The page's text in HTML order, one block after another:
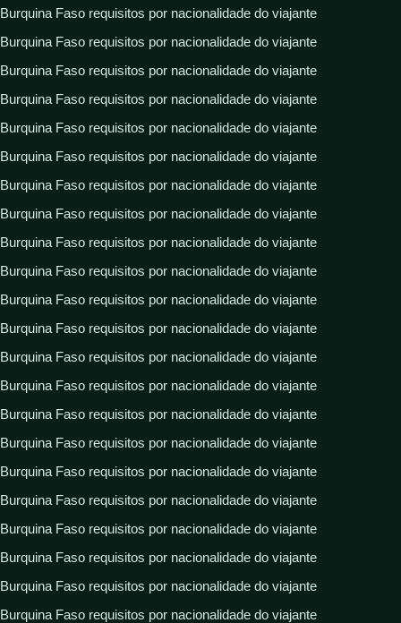
Burquina Faso requisitos por nacionalidade do viajante
Burquina Faso requisitos por nacionalidade do viajante
Burquina Faso requisitos por nacionalidade do viajante
Burquina Faso requisitos por nacionalidade do viajante
Burquina Faso requisitos por nacionalidade do viajante
Burquina Faso requisitos por nacionalidade do viajante
Burquina Faso requisitos por nacionalidade do viajante
Burquina Faso requisitos por nacionalidade do viajante
Burquina Faso requisitos por nacionalidade do viajante
Burquina Faso requisitos por nacionalidade do viajante
Burquina Faso requisitos por nacionalidade do viajante
Burquina Faso requisitos por nacionalidade do viajante
Burquina Faso requisitos por nacionalidade do viajante
Burquina Faso requisitos por nacionalidade do viajante
Burquina Faso requisitos por nacionalidade do viajante
Burquina Faso requisitos por nacionalidade do viajante
Burquina Faso requisitos por nacionalidade do viajante
Burquina Faso requisitos por nacionalidade do viajante
Burquina Faso requisitos por nacionalidade do viajante
Burquina Faso requisitos por nacionalidade do viajante
Burquina Faso requisitos por nacionalidade do viajante
Burquina Faso requisitos por nacionalidade do viajante